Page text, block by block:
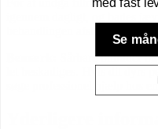
For at undgå filtre og
behandlingen afsluttes med
Sårbare områder
søge professionel hjælp hos
Se